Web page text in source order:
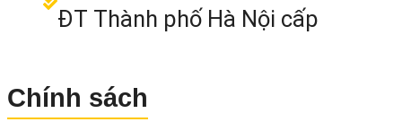
chính xác cao, hoạt động với các
lường hình ảnh chính xác.
ĐT Thành phố Hà Nội cấp
Chính sách